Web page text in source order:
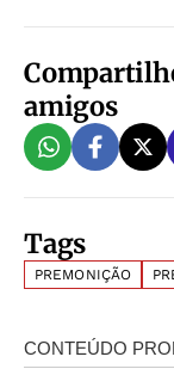
amigos
Tags
PREMONIÇÃO